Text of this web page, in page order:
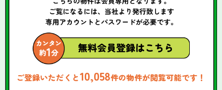
ご登録いただくと10,058件の物件が閲覧可能です！